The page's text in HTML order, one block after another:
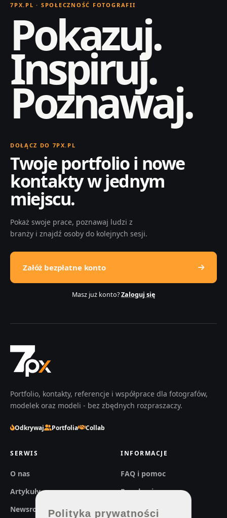
7PX.PL · SPOŁECZNOŚĆ FOTOGRAFII
Pokazuj.
Inspiruj.
Poznawaj.
DOŁĄCZ DO 7PX.PL
Twoje portfolio i nowe
kontakty w jednym
miejscu.
Pokaż swoje prace, poznawaj ludzi z
branży i znajdź osoby do kolejnych sesji.
Załóż bezpłatne konto
Masz już konto?Zaloguj się
Portfolio, kontakty, referencje i współprace dla fotografów,
modelek oraz modeli - bez zbędnych rozpraszaczy.
Odkrywaj Portfolia Collab
SERWIS
O nas
Artykuły
Newsroom
INFORMACJE
FAQ i pomoc
Regulaminy
Prywatność
Polityka prywatności